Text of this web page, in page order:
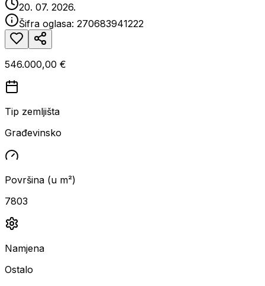
20. 07. 2026.
Šifra oglasa: 270683941222
546.000,00 €
Tip zemljišta
Građevinsko
Površina (u m²)
7803
Namjena
Ostalo